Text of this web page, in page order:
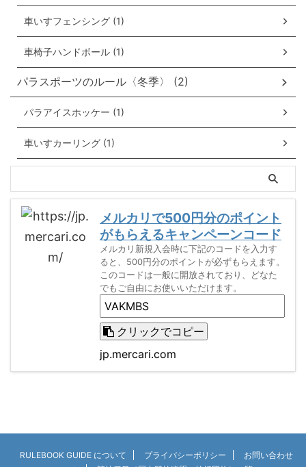
車いすフェンシング (1)
車椅子ハンドボール (1)
パラスポーツのルール〈冬季〉 (2)
パラアイスホッケー (1)
車いすカーリング (1)
メルカリで500円分のポイント
がもらえるキャンペーンコード
メルカリ新規入会時に下記のコードを入力す
ると、500円分のポイントが必ずもらえます。
このコードは一般に開放されており、どなた
でもご自由にお使いいただけます。
クリックでコピー
jp.mercari.com
RULEBOOK GUIDE について プライバシーポリシー
お問い合わせ